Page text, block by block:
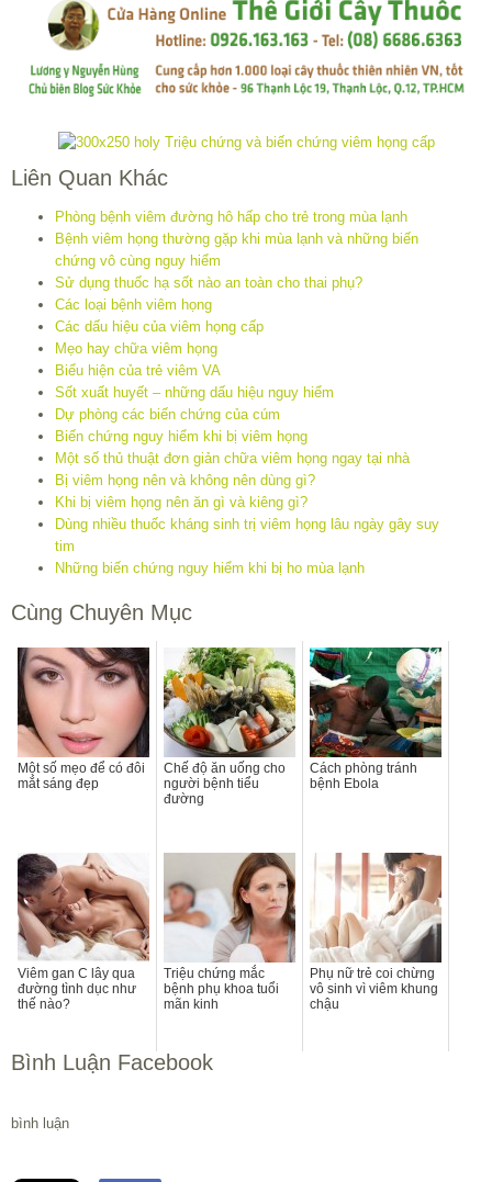
Liên Quan Khác
Phòng bệnh viêm đường hô hấp cho trẻ trong mùa lạnh
Bệnh viêm họng thường gặp khi mùa lạnh và những biến
chứng vô cùng nguy hiểm
Sử dụng thuốc hạ sốt nào an toàn cho thai phụ?
Các loại bệnh viêm họng
Các dấu hiệu của viêm họng cấp
Mẹo hay chữa viêm họng
Biểu hiện của trẻ viêm VA
Sốt xuất huyết – những dấu hiệu nguy hiểm
Dự phòng các biến chứng của cúm
Biến chứng nguy hiểm khi bị viêm họng
Một số thủ thuật đơn giản chữa viêm họng ngay tại nhà
Bị viêm họng nên và không nên dùng gì?
Khi bị viêm họng nên ăn gì và kiêng gì?
Dùng nhiều thuốc kháng sinh trị viêm họng lâu ngày gây suy
tim
Những biến chứng nguy hiểm khi bị ho mùa lạnh
Cùng Chuyên Mục
Một số mẹo để có đôi
mắt sáng đẹp
Chế độ ăn uống cho
người bệnh tiểu
đường
Cách phòng tránh
bệnh Ebola
Viêm gan C lây qua
đường tình dục như
thế nào?
Triệu chứng mắc
bệnh phụ khoa tuổi
mãn kinh
Phụ nữ trẻ coi chừng
vô sinh vì viêm khung
chậu
Bình Luận Facebook
bình luận